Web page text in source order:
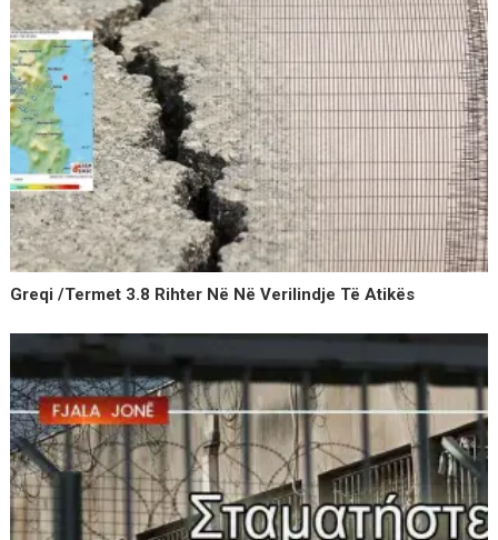
Greqi /Termet 3.8 Rihter Në Në Verilindje Të Atikës